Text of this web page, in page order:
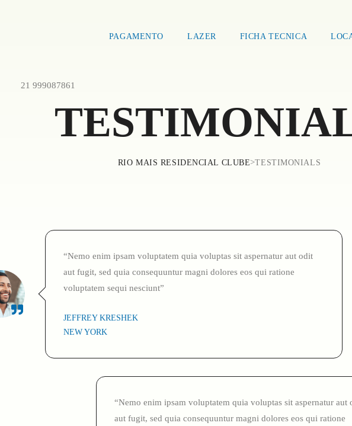
PAGAMENTO LAZER FICHA TECNICA
21 999087861
RIO MAIS RESIDENCIAL CLUBE>TESTIMONIALS
“Nemo enim ipsam voluptatem quia voluptas sit aspernatur aut odit
aut fugit, sed quia consequuntur magni dolores eos qui ratione
voluptatem sequi nesciunt”
JEFFREY KRESHEK
NEW YORK
“Nemo enim ipsam voluptatem quia voluptas sit aspernatur aut
aut fugit, sed quia consequuntur magni dolores eos qui ratione